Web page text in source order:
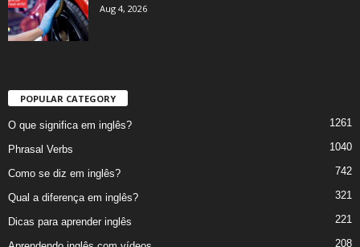
Aug 4, 2026
POPULAR CATEGORY
O que significa em inglês? 1261
Phrasal Verbs 1040
Como se diz em inglês? 742
Qual a diferença em inglês? 321
Dicas para aprender inglês 221
208